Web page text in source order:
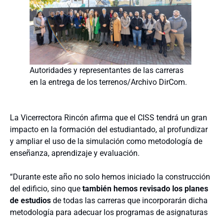
Autoridades y representantes de las carreras
en la entrega de los terrenos/Archivo DirCom.
La Vicerrectora Rincón afirma que el CISS tendrá un gran
impacto en la formación del estudiantado, al profundizar
y ampliar el uso de la simulación como metodología de
enseñanza, aprendizaje y evaluación.
“Durante este año no solo hemos iniciado la construcción
del edificio, sino que también hemos revisado los planes
de estudios de todas las carreras que incorporarán dicha
metodología para adecuar los programas de asignaturas